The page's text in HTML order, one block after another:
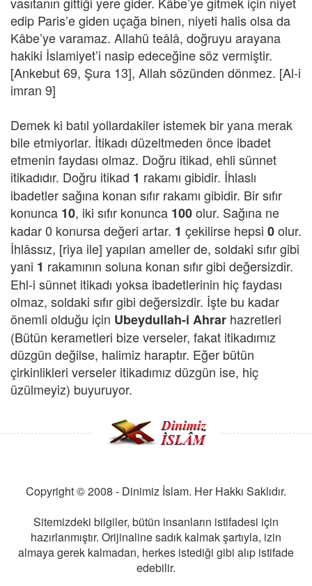
edip Paris’e giden uçağa binen, niyeti halis olsa da
Kâbe’ye varamaz. Allahü teâlâ, doğruyu arayana
hakiki İslamiyet’i nasip edeceğine söz vermiştir.
[Ankebut 69, Şura 13], Allah sözünden dönmez. [Al-i
imran 9]
Demek ki batıl yollardakiler istemek bir yana merak
bile etmiyorlar. İtikadı düzeltmeden önce ibadet
etmenin faydası olmaz. Doğru itikad, ehli sünnet
itikadıdır. Doğru itikad 1 rakamı gibidir. İhlaslı
ibadetler sağına konan sıfır rakamı gibidir. Bir sıfır
konunca 10, iki sıfır konunca 100olur. Sağına ne
kadar 0 konursa değeri artar. 1 çekilirse hepsi 0olur.
İhlâssız, [riya ile] yapılan ameller de, soldaki sıfır gibi
yani 1 rakamının soluna konan sıfır gibi değersizdir.
Ehl-i sünnet itikadı yoksa ibadetlerinin hiç faydası
olmaz, soldaki sıfır gibi değersizdir. İşte bu kadar
önemli olduğu için Ubeydullah-i Ahrar hazretleri
(Bütün kerametleri bize verseler, fakat itikadımız
düzgün değilse, halimiz haraptır. Eğer bütün
çirkinlikleri verseler itikadımız düzgün ise, hiç
üzülmeyiz) buyuruyor.
Copyright © 2008 - Dinimiz İslam. Her Hakkı Saklıdır.
Sitemizdeki bilgiler, bütün insanların istifadesi için
hazırlanmıştır. Orijinaline sadık kalmak şartıyla, izin
almaya gerek kalmadan, herkes istediği gibi alıp istifade
edebilir.